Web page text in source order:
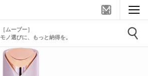
［ムーブー］
モノ選びに、もっと納得を。